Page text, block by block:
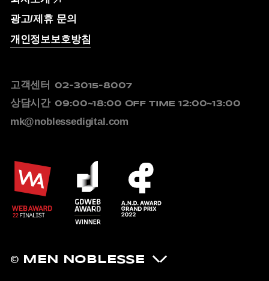
광고/제휴 문의
개인정보보호방침
고객센터 02-3015-8007
상담시간 09:00~18:00 OFF TIME 12:00~13:00
mk@noblessedigital.com
© MEN NOBLESSE